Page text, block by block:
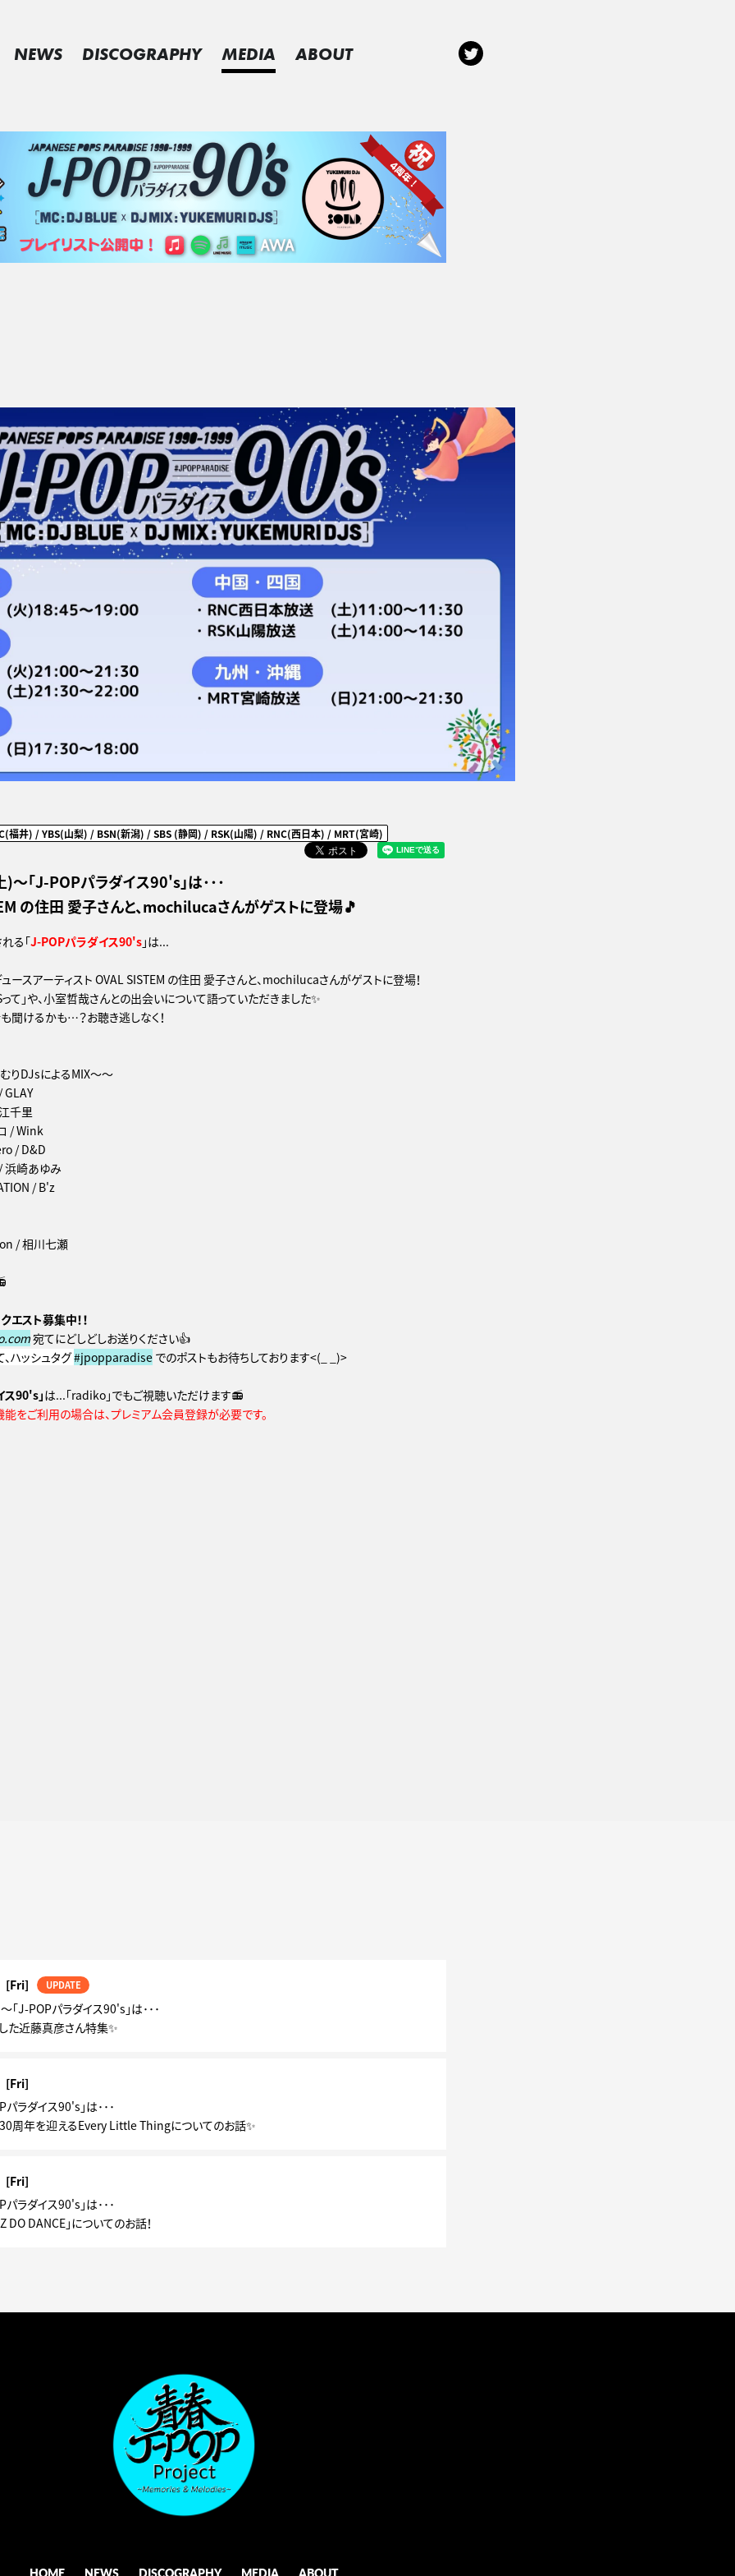
NEWS DISCOGRAPHY MEDIA ABOUT
福井) / YBS(山梨) / BSN(新潟) / SBS (静岡) / RSK(山陽) / RNC(西日本) / MRT(宮崎)
「J-POPパラダイス90's」は･･･
の住田 愛子さんと、mochilucaさんがゲストに登場🎵
る「J-POPパラダイス90's」は...
ースアーティスト OVAL SISTEM の住田 愛子さんと、mochilucaさんがゲストに登場！
て」や、小室哲哉さんとの出会いについて語っていただきました✨
聞けるかも…？お聴き逃しなく！
りDJsによるMIX～～
千里
/ Wink
/ D&D
浜崎あゆみ
/ B'z
/ 相川七瀬
エスト募集中！！
宛てにどしどしお送りください👍
ハッシュタグ#jpopparadise でのポストもお待ちしております<(_ _)>
90's」は...「radiko」でもご視聴いただけます📻
をご利用の場合は、プレミアム会員登録が必要です。
[Fri] UPDATE
J-POPパラダイス90's」は･･･
た近藤真彦さん特集✨
[Fri]
パラダイス90's」は･･･
周年を迎えるEvery Little Thingについてのお話✨
[Fri]
パラダイス90's」は･･･
DO DANCE」についてのお話！